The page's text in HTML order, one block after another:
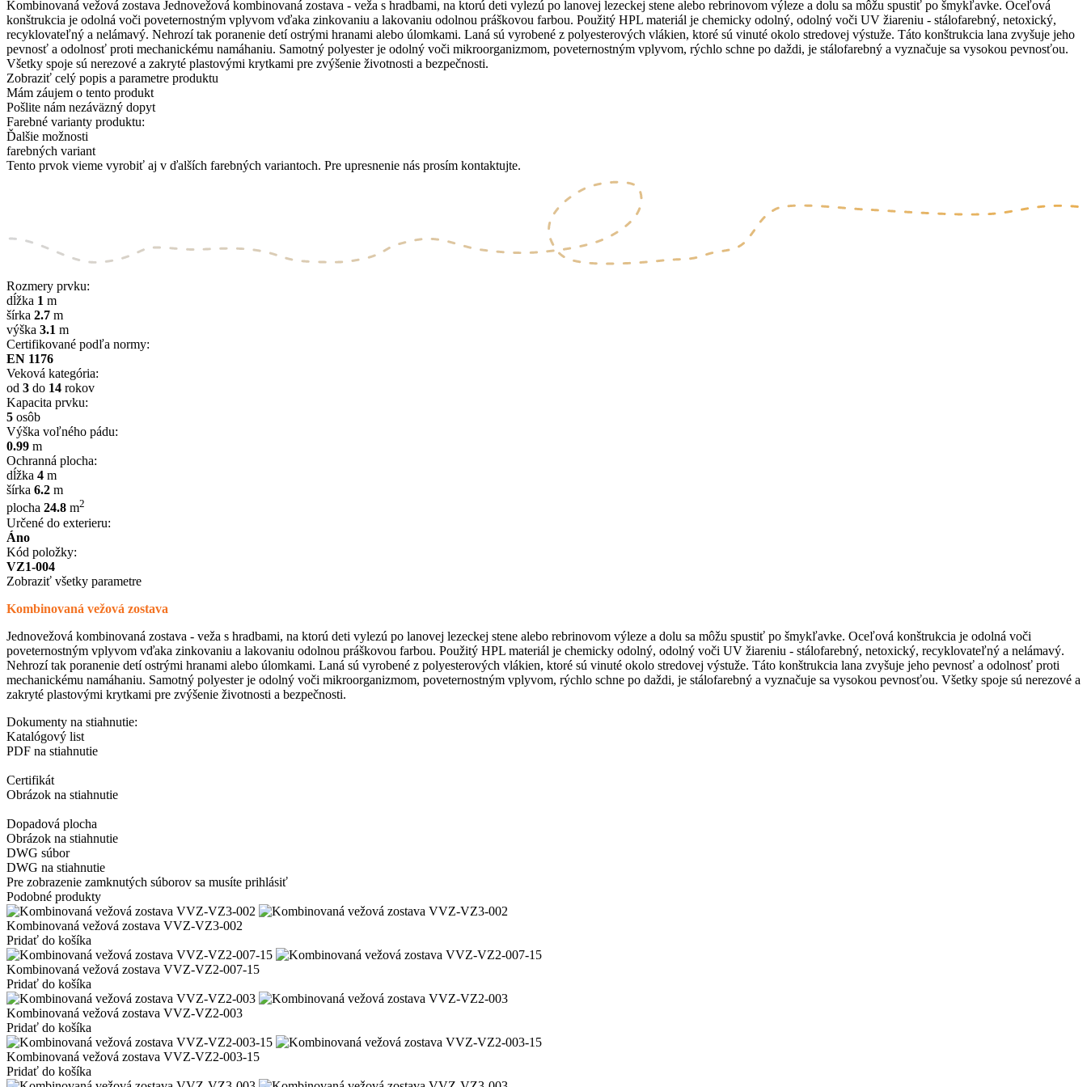
Kombinovaná vežová zostava Jednovežová kombinovaná zostava - veža s hradbami, na ktorú deti vylezú po lanovej lezeckej stene alebo rebrinovom výleze a dolu sa môžu spustiť po šmykľavke. Oceľová
konštrukcia je odolná voči poveternostným vplyvom vďaka zinkovaniu a lakovaniu odolnou práškovou farbou. Použitý HPL materiál je chemicky odolný, odolný voči UV žiareniu - stálofarebný, netoxický,
recyklovateľný a nelámavý. Nehrozí tak poranenie detí ostrými hranami alebo úlomkami. Laná sú vyrobené z polyesterových vlákien, ktoré sú vinuté okolo stredovej výstuže. Táto konštrukcia lana zvyšuje jeho
pevnosť a odolnosť proti mechanickému namáhaniu. Samotný polyester je odolný voči mikroorganizmom, poveternostným vplyvom, rýchlo schne po daždi, je stálofarebný a vyznačuje sa vysokou pevnosťou.
Všetky spoje sú nerezové a zakryté plastovými krytkami pre zvýšenie životnosti a bezpečnosti.
Zobraziť celý popis a parametre produktu
Mám záujem o tento produkt
Pošlite nám nezáväzný dopyt
Farebné varianty produktu:
Ďalšie možnosti
farebných variant
Tento prvok vieme vyrobiť aj v ďalších farebných variantoch. Pre upresnenie nás prosím kontaktujte.
Rozmery prvku:
dĺžka 1 m
šírka 2.7 m
výška 3.1 m
Certifikované podľa normy:
EN 1176
Veková kategória:
od 3 do 14 rokov
Kapacita prvku:
5 osôb
Výška voľného pádu:
0.99 m
Ochranná plocha:
dĺžka 4 m
šírka 6.2 m
plocha 24.8 m2
Určené do exterieru:
Áno
Kód položky:
VZ1-004
Zobraziť všetky parametre
Kombinovaná vežová zostava
Jednovežová kombinovaná zostava - veža s hradbami, na ktorú deti vylezú po lanovej lezeckej stene alebo rebrinovom výleze a dolu sa môžu spustiť po šmykľavke. Oceľová konštrukcia je odolná voči
poveternostným vplyvom vďaka zinkovaniu a lakovaniu odolnou práškovou farbou. Použitý HPL materiál je chemicky odolný, odolný voči UV žiareniu - stálofarebný, netoxický, recyklovateľný a nelámavý.
Nehrozí tak poranenie detí ostrými hranami alebo úlomkami. Laná sú vyrobené z polyesterových vlákien, ktoré sú vinuté okolo stredovej výstuže. Táto konštrukcia lana zvyšuje jeho pevnosť a odolnosť proti
mechanickému namáhaniu. Samotný polyester je odolný voči mikroorganizmom, poveternostným vplyvom, rýchlo schne po daždi, je stálofarebný a vyznačuje sa vysokou pevnosťou. Všetky spoje sú nerezové a
zakryté plastovými krytkami pre zvýšenie životnosti a bezpečnosti.
Dokumenty na stiahnutie:
Katalógový list
PDF na stiahnutie
Certifikát
Obrázok na stiahnutie
Dopadová plocha
Obrázok na stiahnutie
DWG súbor
DWG na stiahnutie
Pre zobrazenie zamknutých súborov sa musíte prihlásiť
Podobné produkty
Kombinovaná vežová zostava VVZ-VZ3-002
Pridať do košíka
Kombinovaná vežová zostava VVZ-VZ2-007-15
Pridať do košíka
Kombinovaná vežová zostava VVZ-VZ2-003
Pridať do košíka
Kombinovaná vežová zostava VVZ-VZ2-003-15
Pridať do košíka